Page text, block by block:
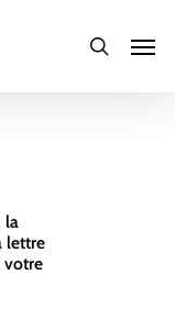
search
la
lettre
votre